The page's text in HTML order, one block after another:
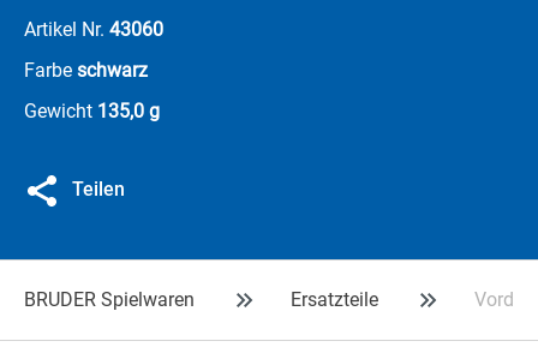
Artikel Nr. 43060
Farbe schwarz
Gewicht 135,0 g
Teilen
BRUDER Spielwaren Ersatzteile